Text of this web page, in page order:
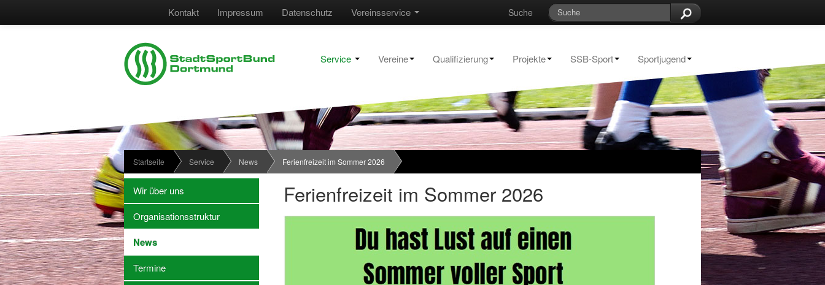
Suche
Vereinsservice
Kontakt Impressum Datenschutz
Service Vereine Qualifizierung Projekte SSB-Sport Sportjugend
Startseite Service News Ferienfreizeit im Sommer 2026
Wir über uns
Organisationsstruktur
News
Termine
Ferienfreizeit im Sommer 2026